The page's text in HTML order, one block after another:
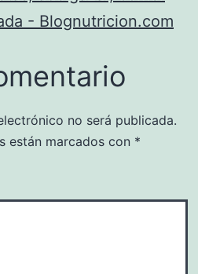
- Blognutricion.com
no será publicada.
están marcados con *